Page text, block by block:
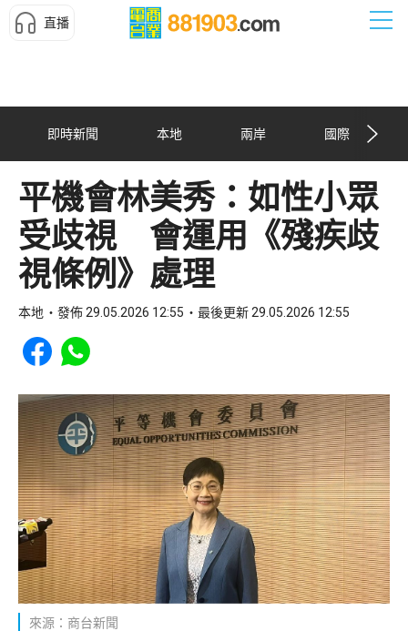
直播
即時新聞 本地 兩岸 國際
平機會林美秀：如性小眾
受歧視 會運用《殘疾歧
視條例》處理
本地 發佈 29.05.2026 12:55 最後更新 29.05.2026 12:55
Share to Facebook
Share to WhatsApp
來源：商台新聞